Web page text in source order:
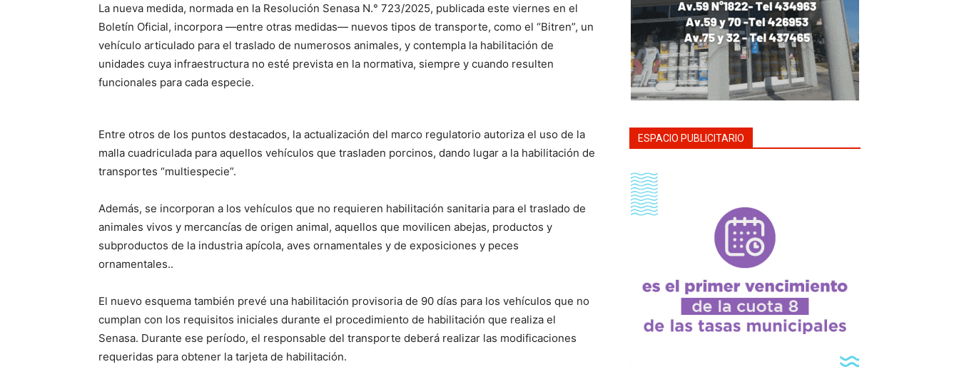
La nueva medida, normada en la Resolución Senasa N.° 723/2025, publicada este viernes en el
Boletín Oficial, incorpora —entre otras medidas— nuevos tipos de transporte, como el “Bitren”, un
vehículo articulado para el traslado de numerosos animales, y contempla la habilitación de
unidades cuya infraestructura no esté prevista en la normativa, siempre y cuando resulten
funcionales para cada especie.
Entre otros de los puntos destacados, la actualización del marco regulatorio autoriza el uso de la
malla cuadriculada para aquellos vehículos que trasladen porcinos, dando lugar a la habilitación de
transportes “multiespecie”.
Además, se incorporan a los vehículos que no requieren habilitación sanitaria para el traslado de
animales vivos y mercancías de origen animal, aquellos que movilicen abejas, productos y
subproductos de la industria apícola, aves ornamentales y de exposiciones y peces
ornamentales..
El nuevo esquema también prevé una habilitación provisoria de 90 días para los vehículos que no
cumplan con los requisitos iniciales durante el procedimiento de habilitación que realiza el
Senasa. Durante ese período, el responsable del transporte deberá realizar las modificaciones
requeridas para obtener la tarjeta de habilitación.
ESPACIO PUBLICITARIO